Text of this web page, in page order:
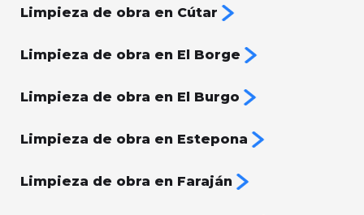
Limpieza de obra en Cútar
Limpieza de obra en El Borge
Limpieza de obra en El Burgo
Limpieza de obra en Estepona
Limpieza de obra en Faraján